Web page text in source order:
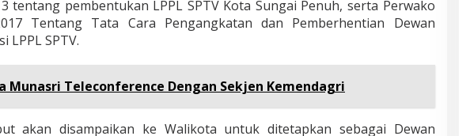
s
S
V
tentang pembentukan LPPL SPTV Kota Sungai Penuh, serta Perwako
Tentang Tata Cara Pengangkatan dan Pemberhentian Dewan
LPPL SPTV.
Munasri Teleconference Dengan Sekjen Kemendagri
akan disampaikan ke Walikota untuk ditetapkan sebagai Dewan